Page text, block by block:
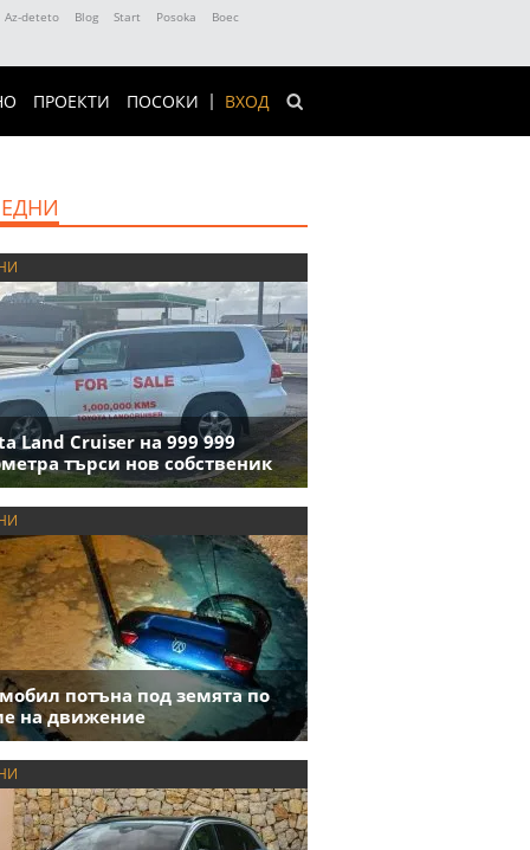
Az-deteto Blog Start Posoka
Boec
ВХОД
ПРОЕКТИ ПОСОКИ
Land Cruiser на 999 999
търси нов собственик
потъна под земята по
на движение